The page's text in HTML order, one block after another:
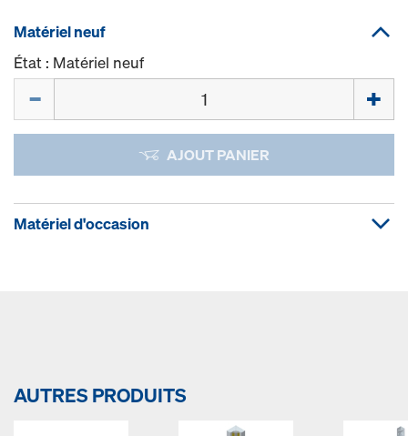
Matériel neuf
État : Matériel neuf
AJOUT PANIER
Matériel d'occasion
AUTRES PRODUITS